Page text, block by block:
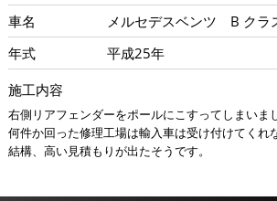
車名
メルセデスベンツ B クラ
年式
平成25年
施工内容
右側リアフェンダーをポールにこすってしまいまし
何件か回った修理工場は輸入車は受け付けてくれ
結構、高い見積もりが出たそうです。